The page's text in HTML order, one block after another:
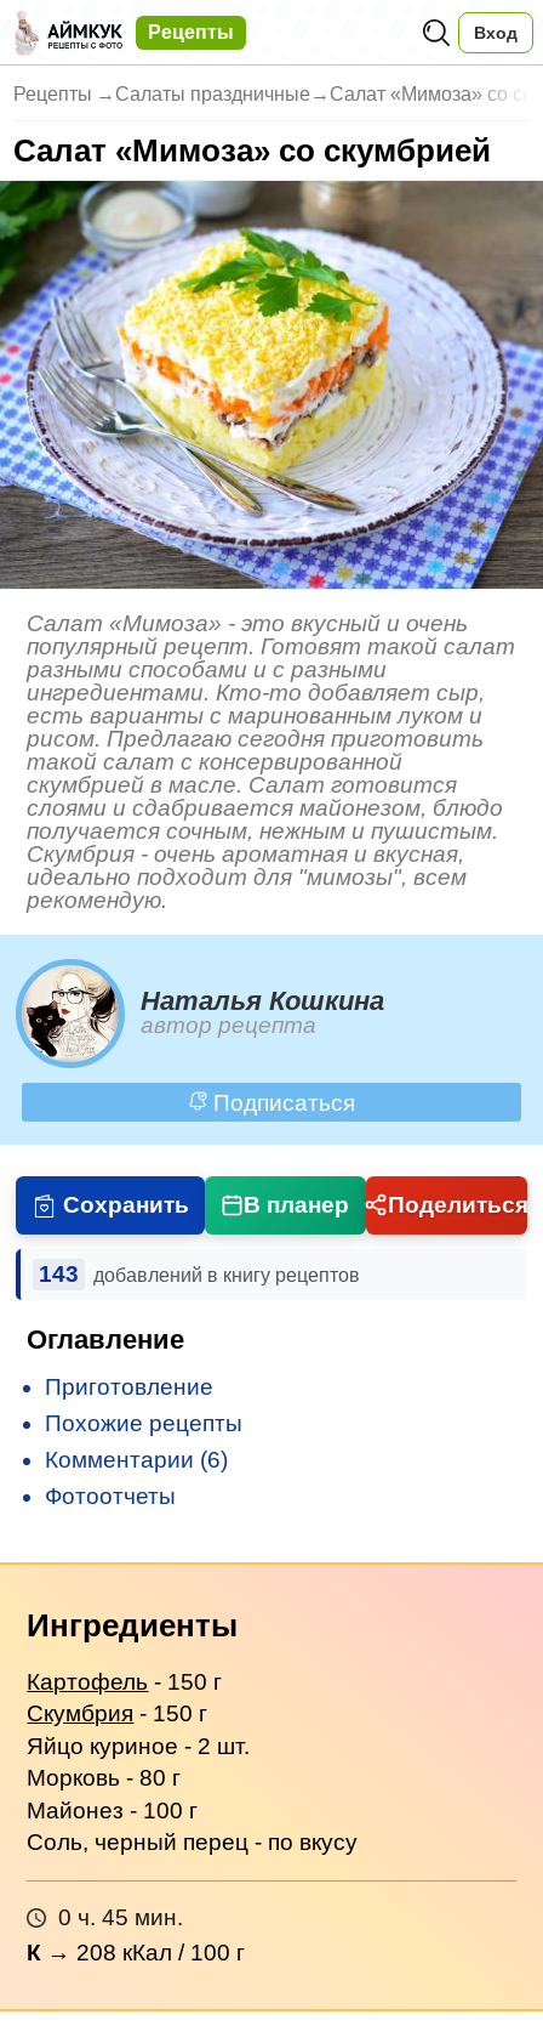
Рецепты Вход
Рецепты → Салаты праздничные → Салат «Мимоза» со
Салат «Мимоза» со скумбрией
Салат «Мимоза» - это вкусный и очень
популярный рецепт. Готовят такой салат
разными способами и с разными
ингредиентами. Кто-то добавляет сыр,
есть варианты с маринованным луком и
рисом. Предлагаю сегодня приготовить
такой салат с консервированной
скумбрией в масле. Салат готовится
слоями и сдабривается майонезом, блюдо
получается сочным, нежным и пушистым.
Скумбрия - очень ароматная и вкусная,
идеально подходит для "мимозы", всем
рекомендую.
Наталья Кошкина
автор рецепта
Подписаться
Сохранить В планер Поделиться
143 добавлений в книгу рецептов
Оглавление
Приготовление
Похожие рецепты
Комментарии (6)
Фотоотчеты
Ингредиенты
Картофель - 150 г
Скумбрия - 150 г
Яйцо куриное - 2 шт.
Морковь - 80 г
Майонез - 100 г
Соль, черный перец - по вкусу
0 ч. 45 мин.
К → 208 кКал / 100 г